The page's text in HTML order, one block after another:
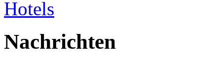
Nachrichten